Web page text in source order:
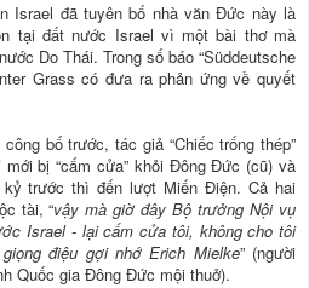
Israel đã tuyên bố nhà văn Ðức này là
tại đất nước Israel vì một bài thơ mà
Do Thái. Trong số báo “Süddeutsche
Grass có đưa ra phản ứng về quyết
bố trước, tác giả “Chiếc trống thép”
bị “cấm cửa” khỏi Ðông Ðức (cũ) và
trước thì đến lượt Miến Ðiện. Cả hai
tài, “vậy mà giờ đây Bộ trưởng Nội vụ
Israel - lại cấm cửa tôi, không cho tôi
điệu gợi nhớ Erich Mielke” (người
Quốc gia Ðông Ðức mội thuở).